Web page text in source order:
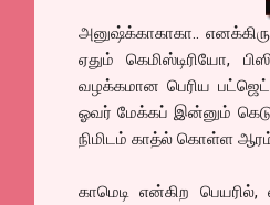
அனுஷ்க்காகாகா..
ஏதும் கெமிஸ்டிரியோ,
வழக்கமான பெரிய
ஓவர் மேக்கப் இன்னும்
நிமிடம் காத்ல் கொள்ள
காமெடி என்கிற